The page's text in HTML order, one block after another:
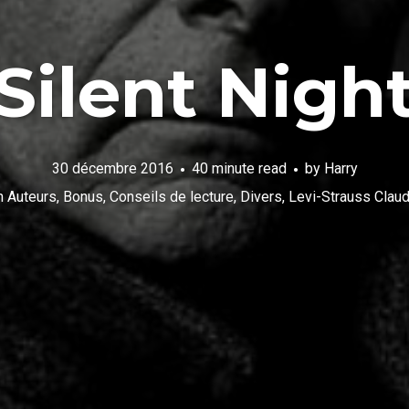
30 décembre 2016 40 minute read by Harry
Auteurs, Bonus, Conseils de lecture, Divers, Levi-Strauss